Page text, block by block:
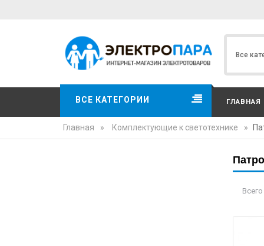
ВСЕ КАТЕГОРИИ ГЛАВНАЯ
Главная » Комплектующие к светотехнике »